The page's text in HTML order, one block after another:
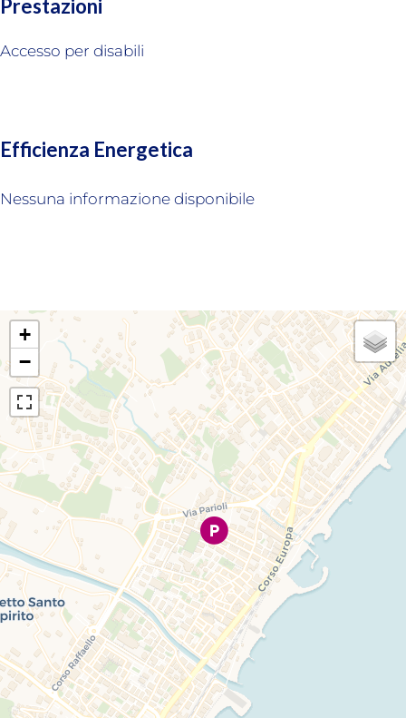
Prestazioni
Accesso per disabili
Efficienza Energetica
Nessuna informazione disponibile
+
−